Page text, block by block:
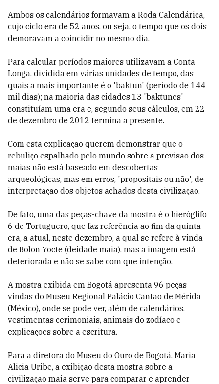
Ambos os calendários formavam a Roda Calendárica,
cujo ciclo era de 52 anos, ou seja, o tempo que os dois
demoravam a coincidir no mesmo dia.
Para calcular períodos maiores utilizavam a Conta
Longa, dividida em várias unidades de tempo, das
quais a mais importante é o 'baktun' (período de 144
mil dias); na maioria das cidades 13 'baktunes'
constituíam uma era e, segundo seus cálculos, em 22
de dezembro de 2012 termina a presente.
Com esta explicação querem demonstrar que o
rebuliço espalhado pelo mundo sobre a previsão dos
maias não está baseado em descobertas
arqueológicas, mas em erros, 'propositais ou não', de
interpretação dos objetos achados desta civilização.
De fato, uma das peças-chave da mostra é o hieróglifo
6 de Tortuguero, que faz referência ao fim da quinta
era, a atual, neste dezembro, a qual se refere à vinda
de Bolon Yocte (deidade maia), mas a imagem está
deteriorada e não se sabe com que intenção.
A mostra exibida em Bogotá apresenta 96 peças
vindas do Museu Regional Palácio Cantão de Mérida
(México), onde se pode ver, além de calendários,
vestimentas cerimoniais, animais do zodíaco e
explicações sobre a escritura.
Para a diretora do Museu do Ouro de Bogotá, Maria
Alicia Uribe, a exibição desta mostra sobre a
civilização maia serve para comparar e aprender